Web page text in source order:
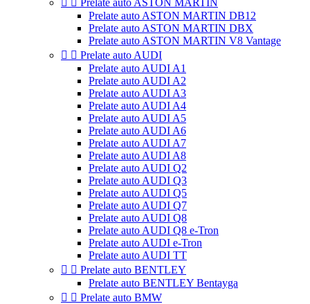
  Prelate auto ASTON MARTIN
Prelate auto ASTON MARTIN DB12
Prelate auto ASTON MARTIN DBX
Prelate auto ASTON MARTIN V8 Vantage
  Prelate auto AUDI
Prelate auto AUDI A1
Prelate auto AUDI A2
Prelate auto AUDI A3
Prelate auto AUDI A4
Prelate auto AUDI A5
Prelate auto AUDI A6
Prelate auto AUDI A7
Prelate auto AUDI A8
Prelate auto AUDI Q2
Prelate auto AUDI Q3
Prelate auto AUDI Q5
Prelate auto AUDI Q7
Prelate auto AUDI Q8
Prelate auto AUDI Q8 e-Tron
Prelate auto AUDI e-Tron
Prelate auto AUDI TT
  Prelate auto BENTLEY
Prelate auto BENTLEY Bentayga
  Prelate auto BMW